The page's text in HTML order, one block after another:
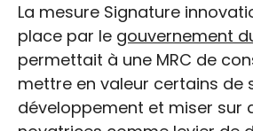
La mesure Signature
place par le gouvernement
permettait à une MRC de
mettre en valeur certains de
développement et miser sur